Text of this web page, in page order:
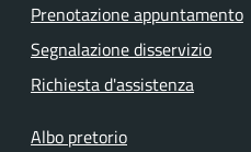
Prenotazione appuntamento
Segnalazione disservizio
Richiesta d'assistenza
Albo pretorio